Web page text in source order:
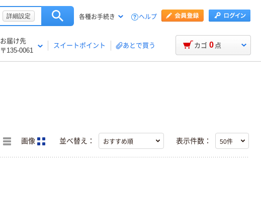
詳細設定 各種お手続き ヘルプ
お届け先
〒135-0061
スイートポイント あとで買う カゴ 0 点
画像 並べ替え： 表示件数：